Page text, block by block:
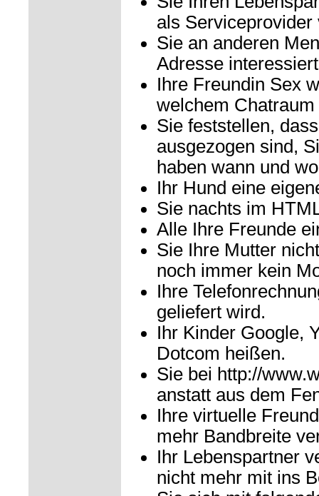
als Serviceprovider
Sie an anderen
Adresse
Ihre Freundin Sex
welchem
Sie feststellen,
ausgezogen sind,
haben wann und
Ihr Hund eine
Sie nachts im
Alle Ihre Freunde
Sie Ihre Mutter
noch immer kein
Ihre
geliefert wird.
Ihr Kinder Google,
Dotcom heißen.
Sie bei http://
anstatt aus dem
Ihre virtuelle
mehr Bandbreite
Ihr Lebenspartner
nicht mehr mit ins